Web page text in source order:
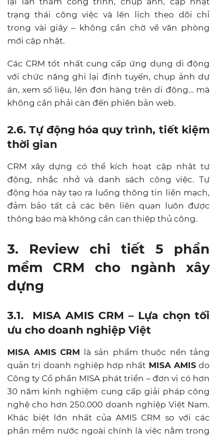
trạng thái công việc và lên lịch theo dõi chỉ
trong vài giây – không cần chờ về văn phòng
mới cập nhật.
Các CRM tốt nhất cung cấp ứng dụng di động
với chức năng ghi lại định tuyến, chụp ảnh dự
án, xem số liệu, lên đơn hàng trên di động… mà
không cần phải càn đến phiên bản web.
2.6. Tự động hóa quy trình, tiết kiệm
thời gian
CRM xây dựng có thể kích hoạt cập nhật tự
động, nhắc nhở và danh sách công việc. Tự
động hóa này tạo ra luồng thông tin liền mạch,
đảm bảo tất cả các bên liên quan luôn được
thông báo mà không cần can thiệp thủ công.
3. Review chi tiết 5 phần
mềm CRM cho ngành xây
dựng
3.1. MISA AMIS CRM – Lựa chọn tối
ưu cho doanh nghiệp Việt
MISA AMIS CRM là sản phẩm thuộc nền tảng
quản trị doanh nghiệp hợp nhất MISA AMISdo
Công ty Cổ phần MISA phát triển – đơn vị có hơn
30 năm kinh nghiệm cung cấp giải pháp công
nghệ cho hơn 250.000 doanh nghiệp Việt Nam.
Khác biệt lớn nhất của AMIS CRM so với các
phần mềm nước ngoài chính là việc nằm trong